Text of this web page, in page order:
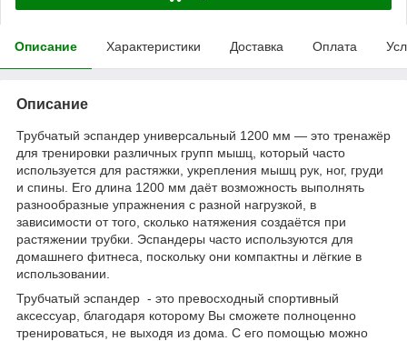
Описание Характеристики Доставка Оплата
Описание
Трубчатый эспандер универсальный 1200 мм — это тренажёр
для тренировки различных групп мышц, который часто
используется для растяжки, укрепления мышц рук, ног, груди
и спины. Его длина 1200 мм даёт возможность выполнять
разнообразные упражнения с разной нагрузкой, в
зависимости от того, сколько натяжения создаётся при
растяжении трубки. Эспандеры часто используются для
домашнего фитнеса, поскольку они компактны и лёгкие в
использовании.
Трубчатый эспандер - это превосходный спортивный
аксессуар, благодаря которому Вы сможете полноценно
тренироваться, не выходя из дома. С его помощью можно